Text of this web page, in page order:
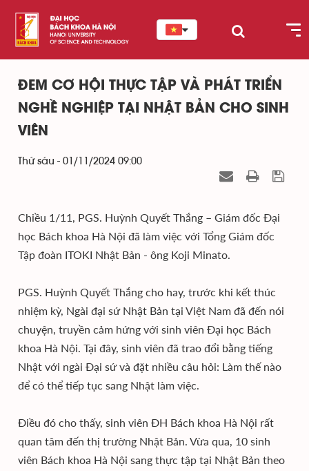
ĐEM CƠ HỘI THỰC TẬP VÀ PHÁT TRIỂN
NGHỀ NGHIỆP TẠI NHẬT BẢN CHO SINH
VIÊN
Thứ sáu - 01/11/2024 09:00
Chiều 1/11, PGS. Huỳnh Quyết Thắng – Giám đốc Đại
học Bách khoa Hà Nội đã làm việc với Tổng Giám đốc
Tập đoàn ITOKI Nhật Bản - ông Koji Minato.
PGS. Huỳnh Quyết Thắng cho hay, trước khi kết thúc
nhiệm kỳ, Ngài đại sứ Nhật Bản tại Việt Nam đã đến nói
chuyện, truyền cảm hứng với sinh viên Đại học Bách
khoa Hà Nội. Tại đây, sinh viên đã trao đổi bằng tiếng
Nhật với ngài Đại sứ và đặt nhiều câu hỏi: Làm thế nào
để có thể tiếp tục sang Nhật làm việc.
Điều đó cho thấy, sinh viên ĐH Bách khoa Hà Nội rất
quan tâm đến thị trường Nhật Bản. Vừa qua, 10 sinh
viên Bách khoa Hà Nội sang thực tập tại Nhật Bản theo